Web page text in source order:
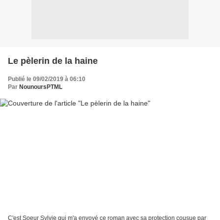
Le pèlerin de la haine
Publié le 09/02/2019 à 06:10
Par NounoursPTML
C'est Soeur Sylvie qui m'a envoyé ce roman avec sa protection cousue par